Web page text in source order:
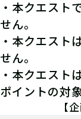
・本クエスト
せん。
・本クエスト
せん。
・本クエスト
ポイントの対
【